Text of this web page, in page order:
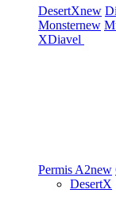
DesertXnew
Monsternew
XDiavel
Permis A2new
DesertX